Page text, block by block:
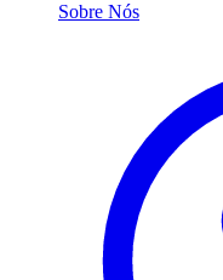
Sobre Nós